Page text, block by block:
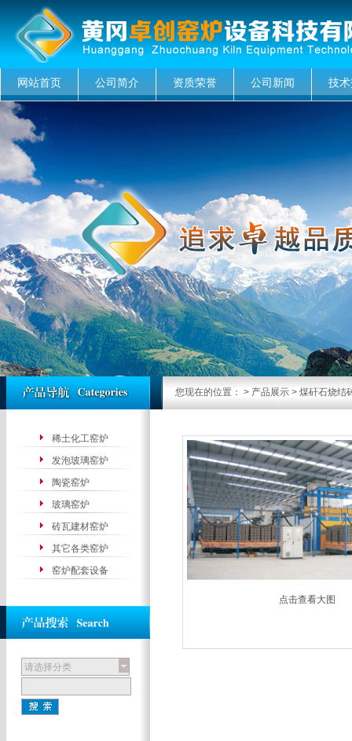
网站首页 公司简介 资质荣誉 公司新闻 技
菜单名称
请选择分类
稀土化工窑炉
发泡玻璃窑炉
陶瓷窑炉
玻璃窑炉
砖瓦建材窑炉
其它各类窑炉
窑炉配套设备
您现在的位置： > 产品展示 > 煤矸石烧结
点击查看大图